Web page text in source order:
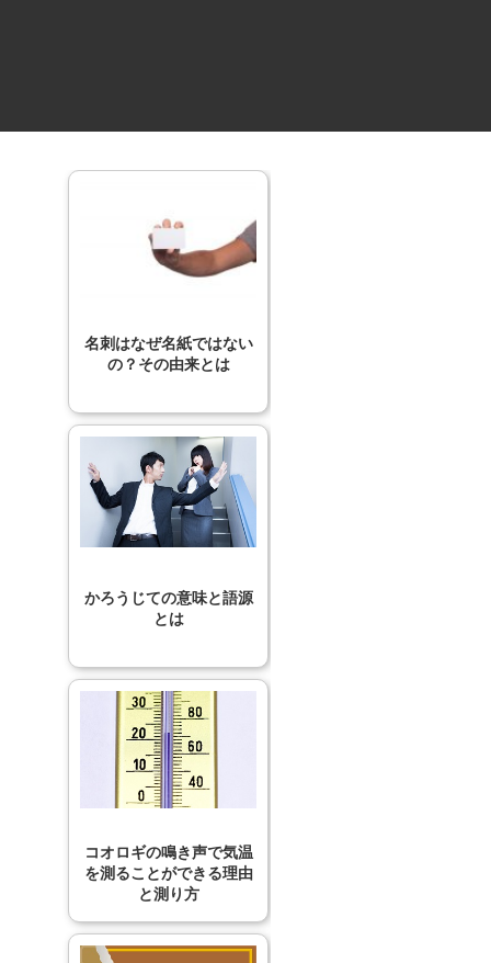
名刺はなぜ名紙ではない
の？その由来とは
かろうじての意味と語源
とは
コオロギの鳴き声で気温
を測ることができる理由
と測り方